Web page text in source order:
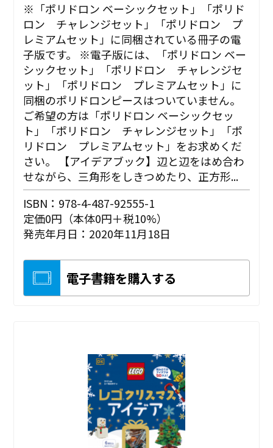
※「ポリドロン ベーシックセット」「ポリド
ロン チャレンジセット」「ポリドロン プ
レミアムセット」に同梱されている冊子の電
子版です。 ※電子版には、「ポリドロン ベー
シックセット」「ポリドロン チャレンジセ
ット」「ポリドロン プレミアムセット」に
同梱のポリドロンピースはついていません。
ご希望の方は「ポリドロン ベーシックセッ
ト」「ポリドロン チャレンジセット」「ポ
リドロン プレミアムセット」をお求めくだ
さい。 【アイデアブック】辺と辺をはめ合わ
せながら、三角形をしきつめたり、正方形...
ISBN：978-4-487-92555-1
定価0円（本体0円＋税10%）
発売年月日：2020年11月18日
電子書籍を購入する